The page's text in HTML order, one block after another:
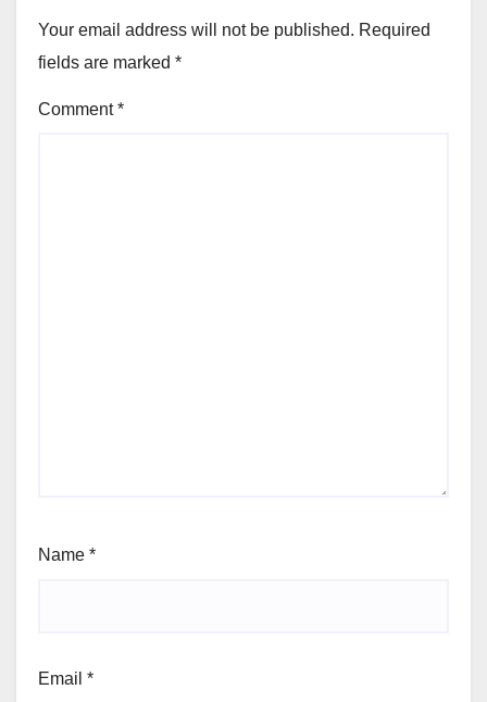
Your email address will not be published. Required
fields are marked *
Comment*
Name *
Email *